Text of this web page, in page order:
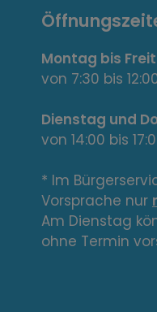
n
t
e
L
i
n
k
s
Montag bis
von 7:30 bis
Dienstag und
von 14:00 bis
* Im
Vorsprache nur
Am Dienstag
ohne Termin